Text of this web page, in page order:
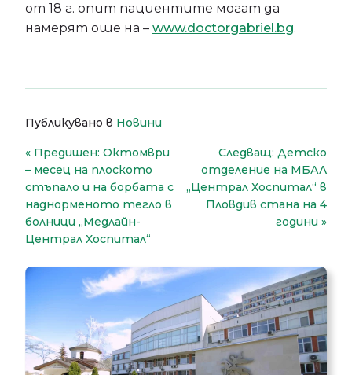
от 18 г. опит пациентите могат да
намерят още на – www.doctorgabriel.bg.
Публикувано в Новини
Навигация
Предишен: Октомври
– месец на плоското
стъпало и на борбата с
наднорменото тегло в
болници „Медлайн-
Централ Хоспитал“
Следващ: Детско
отделение на МБАЛ
„Централ Хоспитал“ в
Пловдив стана на 4
години